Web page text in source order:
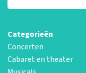
Categorieën
Concerten
Cabaret en theater